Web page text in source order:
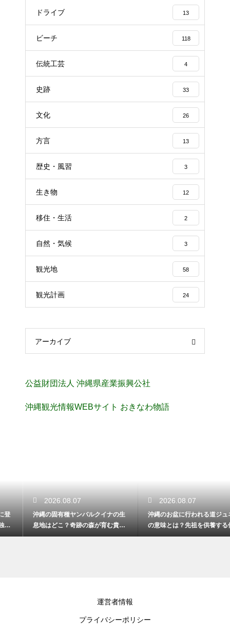
ドライブ 13
ビーチ 118
伝統工芸 4
史跡 33
文化 26
方言 13
歴史・風習 3
生き物 12
移住・生活 2
自然・気候 3
観光地 58
観光計画 24
アーカイブ
公益財団法人 沖縄県産業振興公社
沖縄観光情報WEBサイト おきなわ物語
2026.08.07
沖縄の固有種ヤンバルクイナの生
息地はどこ？奇跡の森が育む貴重
な生態系
2026.08.07
沖縄のお盆に行われる道ジュネー
の意味とは？先祖を供養する伝統
的な踊り
運営者情報
プライバシーポリシー